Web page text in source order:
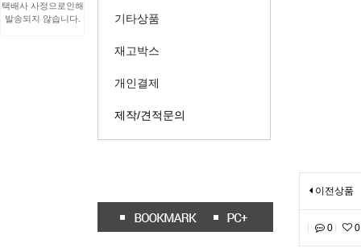
택배사 사정으로인해
발송되지 않습니다.
기타상품
재고박스
개인결제
제작/견적문의
이전상품
0 0